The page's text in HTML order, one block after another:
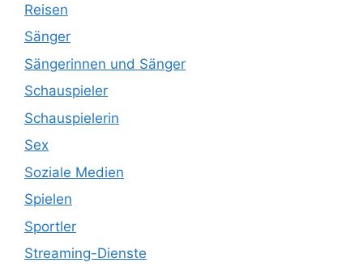
Reisen
Sänger
Sängerinnen und Sänger
Schauspieler
Schauspielerin
Sex
Soziale Medien
Spielen
Sportler
Streaming-Dienste